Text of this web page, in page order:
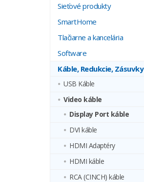
Sieťové produkty
SmartHome
Tlačiarne a kancelária
Software
Káble, Redukcie, Zásuvky
USB Káble
Video káble
Display Port káble
DVI káble
HDMI Adaptéry
HDMI káble
RCA (CINCH) káble